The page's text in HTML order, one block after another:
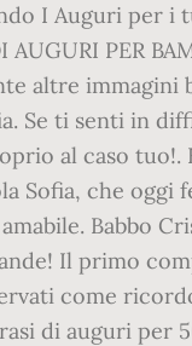
I Auguri per i
PER
altre immagini
Se ti senti in
al caso
Sofia, che
Babbo
Il primo
come
di auguri per